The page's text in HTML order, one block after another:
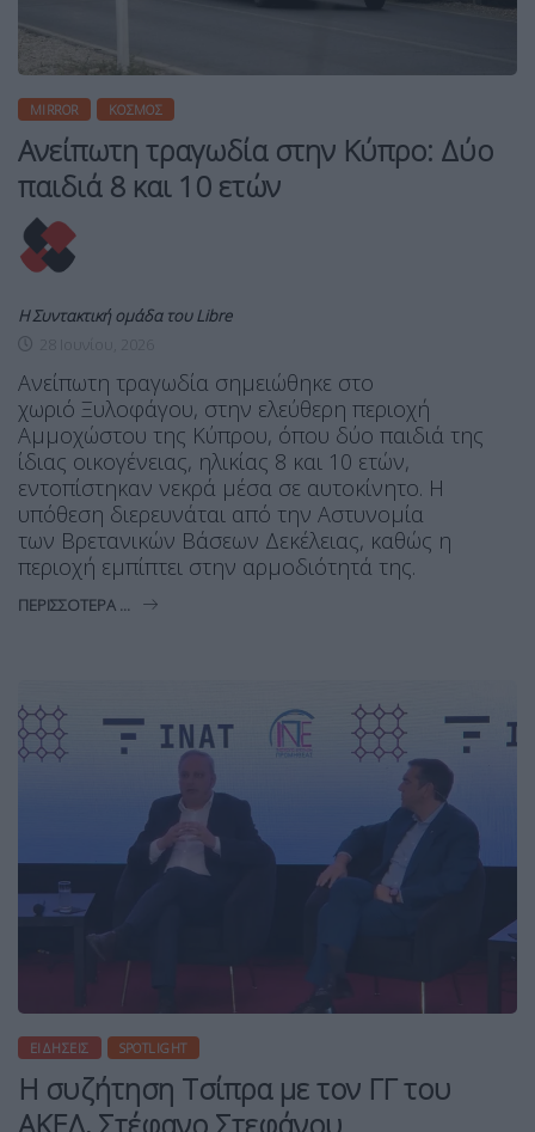
MIRROR ΚΌΣΜΟΣ
Ανείπωτη τραγωδία στην Κύπρο: Δύο
παιδιά 8 και 10 ετών
Η Συντακτική ομάδα του Libre
Ανείπωτη τραγωδία σημειώθηκε στο
χωριό Ξυλοφάγου, στην ελεύθερη περιοχή
Αμμοχώστου της Κύπρου, όπου δύο παιδιά της
ίδιας οικογένειας, ηλικίας 8 και 10 ετών,
εντοπίστηκαν νεκρά μέσα σε αυτοκίνητο. Η
υπόθεση διερευνάται από την Αστυνομία
των Βρετανικών Βάσεων Δεκέλειας, καθώς η
περιοχή εμπίπτει στην αρμοδιότητά της.
ΠΕΡΙΣΣΌΤΕΡΑ ...
ΕΙΔΉΣΕΙΣ SPOTLIGHT
Η συζήτηση Τσίπρα με τον ΓΓ του
ΑΚΕΛ, Στέφανο Στεφάνου